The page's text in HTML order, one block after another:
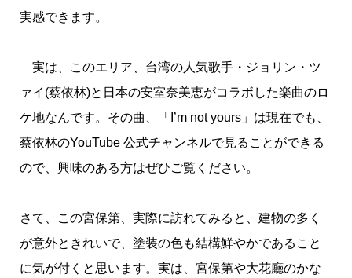
実感できます。
実は、このエリア、台湾の人気歌手・ジョリン・ツ
ァイ(蔡依林)と日本の安室奈美恵がコラボした楽曲のロ
ケ地なんです。その曲、「I’m not yours」は現在でも、
蔡依林のYouTube 公式チャンネルで見ることができる
ので、興味のある方はぜひご覧ください。
さて、この宮保第、実際に訪れてみると、建物の多く
が意外ときれいで、塗装の色も結構鮮やかであること
に気が付くと思います。実は、宮保第や大花廳のかな